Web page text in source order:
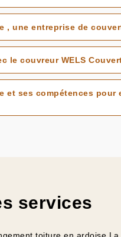
, une entreprise de
le couvreur WELS
et ses compétences
services